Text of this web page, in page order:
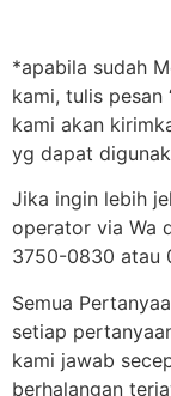
*apabila sudah
kami, tulis pesan
kami akan
yg dapat
Jika ingin lebih
operator via Wa
3750-0830 atau
Semua
setiap
kami jawab
berhalangan